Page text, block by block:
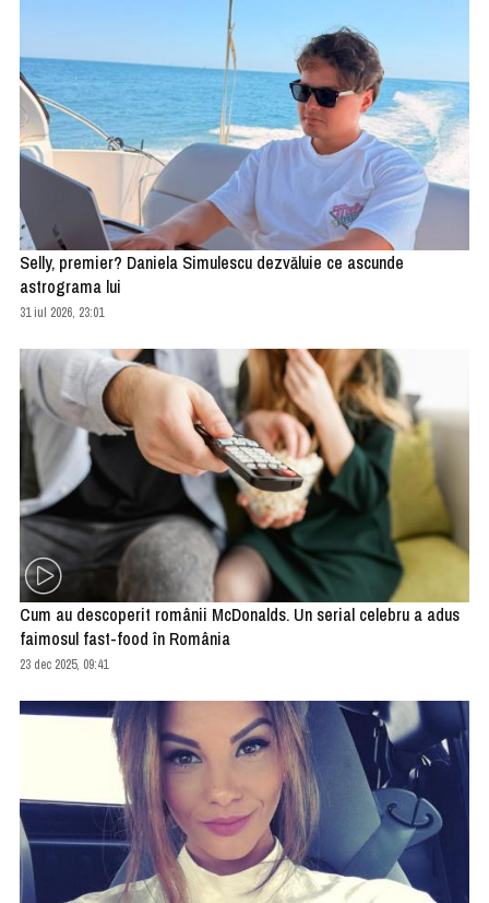
Selly, premier? Daniela Simulescu dezvăluie ce ascunde
astrograma lui
31 iul 2026, 23:01
Cum au descoperit românii McDonalds. Un serial celebru a adus
faimosul fast-food în România
23 dec 2025, 09:41